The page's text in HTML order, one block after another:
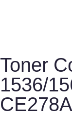
Toner
1536/